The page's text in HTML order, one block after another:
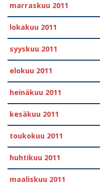
marraskuu 2011
lokakuu 2011
syyskuu 2011
elokuu 2011
heinäkuu 2011
kesäkuu 2011
toukokuu 2011
huhtikuu 2011
maaliskuu 2011